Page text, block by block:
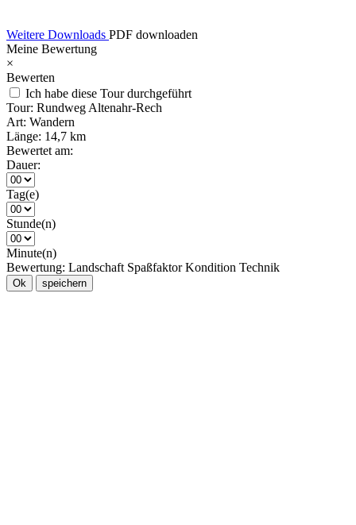
Weitere Downloads PDF downloaden
Meine Bewertung
×
Bewerten
Ich habe diese Tour durchgeführt
Tour: Rundweg Altenahr-Rech
Art: Wandern
Länge: 14,7 km
Bewertet am:
Dauer:
Tag(e)
Stunde(n)
Minute(n)
Bewertung: Landschaft Spaßfaktor Kondition Technik
Ok speichern